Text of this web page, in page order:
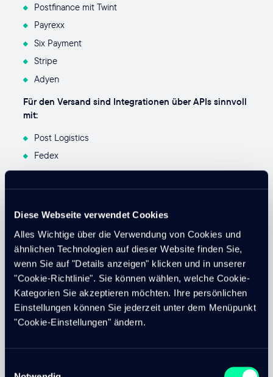
Diese Webseite verwendet Cookies
Alles Wichtige über die Verwendung von Cookies und
ähnlichen Technologien auf dieser Website finden Sie,
wenn Sie auf "Details anzeigen" klicken und in unserer
"Cookie-Richtlinie". Sie können wählen, welche Cookie-
Kategorien Sie akzeptieren möchten. Ihre persönlichen
Einstellungen können Sie jederzeit unter dem Menüpunkt
"Cookie-Einstellungen" ändern.
Postfinance mit Twint
Payrexx
Six Payment
Stripe
Adyen
Für den Versand sind Integrationen über APIs sinnvoll
mit:
Post Logistics
Fedex
Abacus
Bexio
Bexio ist besonders geeignet für den Rechnungsversand.
Da in Bexio QR-Rechnungen mit individualisiertem Layout
über die API generiert werden können. So können Sie aus
dem Online-Shop eine Rechnung generieren, diese im
Bestätigungs-E-Mail dem Kunden zukommen lassen und
den Zahlungseingang via automatisiertem Abgleich
bietet praktisch für alle Funktionen innerhalb von Bexio